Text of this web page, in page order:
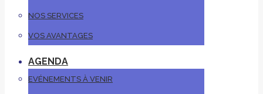
NOS SERVICES
VOS AVANTAGES
AGENDA
EVÉNEMENTS À VENIR